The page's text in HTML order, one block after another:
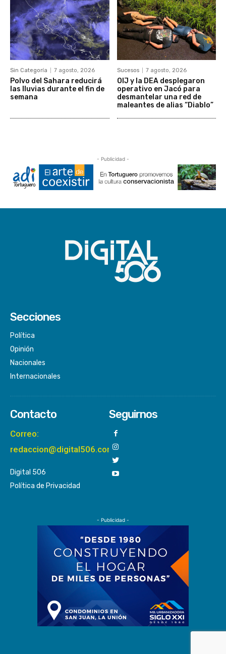
Sin Categoría 7 agosto, 2026
Polvo del Sahara reducirá
las lluvias durante el fin de
semana
Sucesos 7 agosto, 2026
OIJ y la DEA desplegaron
operativo en Jacó para
desmantelar una red de
maleantes de alias “Diablo”
- Publicidad -
Secciones
Política
Opinión
Nacionales
Internacionales
Contacto
Correo:
redaccion@digital506.com
Digital 506
Política de Privacidad
Seguirnos
- Publicidad -